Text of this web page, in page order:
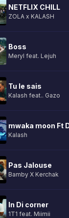
NETFLIX CHILL
ZOLA x KALASH
Boss
Meryl feat. Lejuh
Tu le sais
Kalash feat.. Gazo
mwaka moon Ft
Kalash
Pas Jalouse
Bamby X Kerchak
In Di corner
1T1 feat. Miimii